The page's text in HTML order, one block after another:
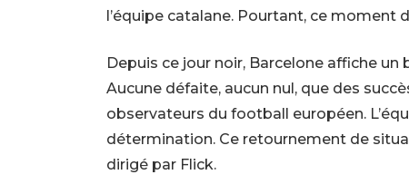
l’équipe catalane. Pourtant, ce moment
Depuis ce jour noir, Barcelone affiche
Aucune défaite, aucun nul, que des
observateurs du football européen.
détermination. Ce retournement de
dirigé par Flick.